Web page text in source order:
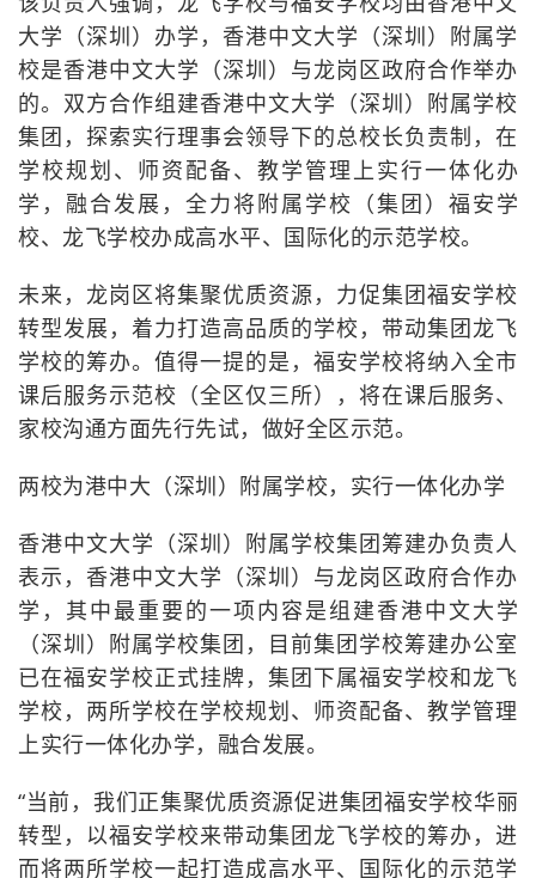
大学（深圳）办学，香港中文大学（深圳）附属学
校是香港中文大学（深圳）与龙岗区政府合作举办
的。双方合作组建香港中文大学（深圳）附属学校
集团，探索实行理事会领导下的总校长负责制，在
学校规划、师资配备、教学管理上实行一体化办
学，融合发展，全力将附属学校（集团）福安学
校、龙飞学校办成高水平、国际化的示范学校。
未来，龙岗区将集聚优质资源，力促集团福安学校
转型发展，着力打造高品质的学校，带动集团龙飞
学校的筹办。值得一提的是，福安学校将纳入全市
课后服务示范校（全区仅三所），将在课后服务、
家校沟通方面先行先试，做好全区示范。
两校为港中大（深圳）附属学校，实行一体化办学
香港中文大学（深圳）附属学校集团筹建办负责人
表示，香港中文大学（深圳）与龙岗区政府合作办
学，其中最重要的一项内容是组建香港中文大学
（深圳）附属学校集团，目前集团学校筹建办公室
已在福安学校正式挂牌，集团下属福安学校和龙飞
学校，两所学校在学校规划、师资配备、教学管理
上实行一体化办学，融合发展。
“当前，我们正集聚优质资源促进集团福安学校华丽
转型，以福安学校来带动集团龙飞学校的筹办，进
而将两所学校一起打造成高水平、国际化的示范学